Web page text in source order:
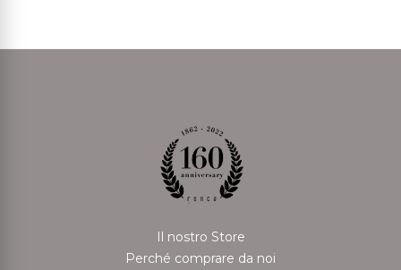
Il nostro Store
Perché comprare da noi